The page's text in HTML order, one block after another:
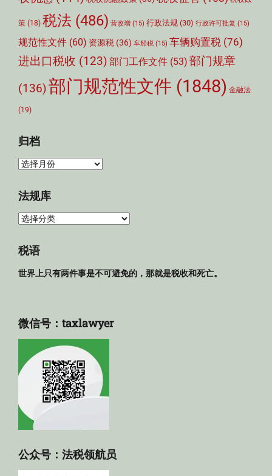
策 (18) 税法 (486) 营改增 (15) 行政法规 (30) 行政许可批复 (15)
规范性文件 (60) 资源税 (36) 车船税 (15) 车辆购置税 (76)
进出口税收 (123) 部门工作文件 (53) 部门规章
(136)部门规范性文件 (1848) 金融法
(19)
归档
归
法规库
法
库
税语
世界上只有两件事是不可避免的，那就是税收和死亡。
微信号：taxlawyer
公众号：法税领航员